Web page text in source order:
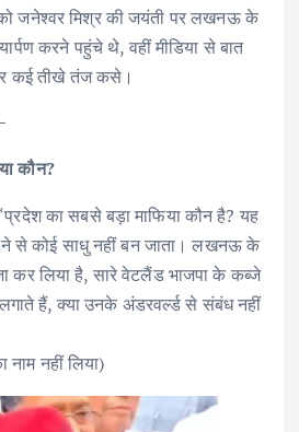
जनेश्वर मिश्र की जयंती पर लखनऊ के
करने पहुंचे थे, वहीं मीडिया से बात
कई तीखे तंज कसे।
कौन?
का सबसे बड़ा माफिया कौन है? यह
से कोई साधु नहीं बन जाता। लखनऊ के
कर लिया है, सारे वेटलैंड भाजपा के कब्जे
हैं, क्या उनके अंडरवर्ल्ड से संबंध नहीं
नाम नहीं लिया)